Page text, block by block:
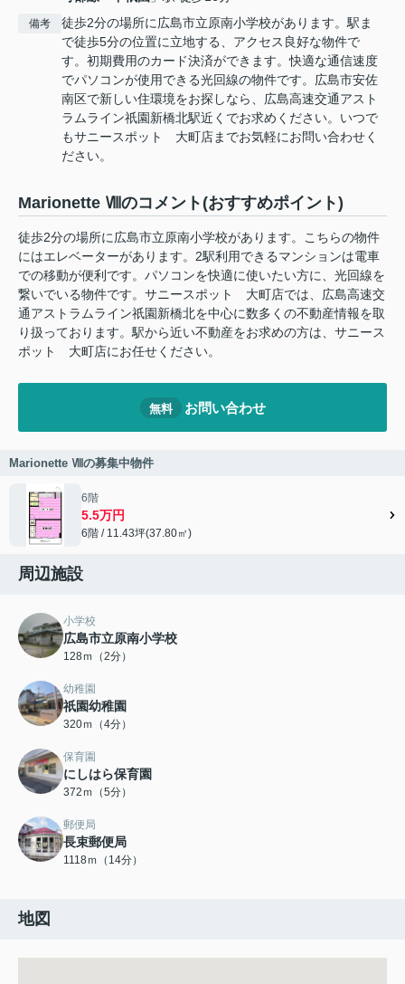
備考
徒歩2分の場所に広島市立原南小学校があります。駅ま
で徒歩5分の位置に立地する、アクセス良好な物件で
す。初期費用のカード決済ができます。快適な通信速度
でパソコンが使用できる光回線の物件です。広島市安佐
南区で新しい住環境をお探しなら、広島高速交通アスト
ラムライン祇園新橋北駅近くでお求めください。いつで
もサニースポット 大町店までお気軽にお問い合わせく
ださい。
Marionette Ⅷのコメント(おすすめポイント)
徒歩2分の場所に広島市立原南小学校があります。こちらの物件
にはエレベーターがあります。2駅利用できるマンションは電車
での移動が便利です。パソコンを快適に使いたい方に、光回線を
繋いでいる物件です。サニースポット 大町店では、広島高速交
通アストラムライン祇園新橋北を中心に数多くの不動産情報を取
り扱っております。駅から近い不動産をお求めの方は、サニース
ポット 大町店にお任せください。
無料 お問い合わせ
Marionette Ⅷの募集中物件
6階
5.5万円
6階 / 11.43坪(37.80㎡)
周辺施設
小学校
広島市立原南小学校
128ｍ（2分）
幼稚園
祇園幼稚園
320ｍ（4分）
保育園
にしはら保育園
372ｍ（5分）
郵便局
長束郵便局
1118ｍ（14分）
地図